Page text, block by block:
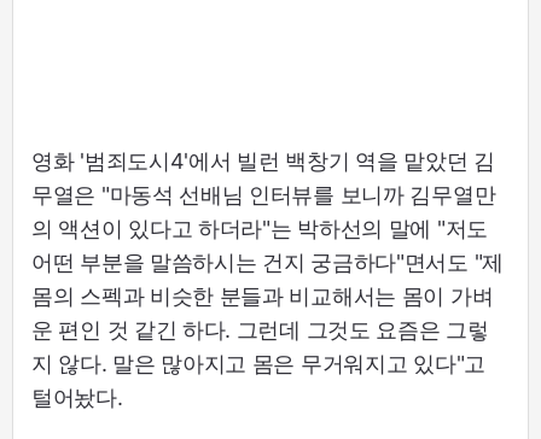
영화 '범죄도시4'에서 빌런 백창기 역을 맡았던 김
무열은 "마동석 선배님 인터뷰를 보니까 김무열만
의 액션이 있다고 하더라"는 박하선의 말에 "저도
어떤 부분을 말씀하시는 건지 궁금하다"면서도 "제
몸의 스펙과 비슷한 분들과 비교해서는 몸이 가벼
운 편인 것 같긴 하다. 그런데 그것도 요즘은 그렇
지 않다. 말은 많아지고 몸은 무거워지고 있다"고
털어놨다.